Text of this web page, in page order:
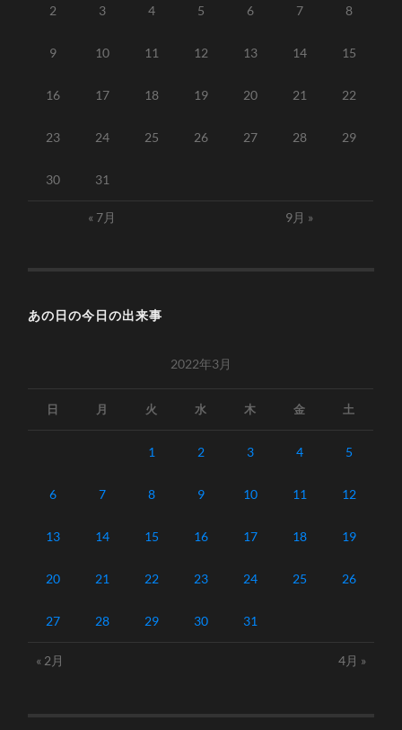
2 3 4 5 6 7 8
9 10 11 12 13 14 15
16 17 18 19 20 21 22
23 24 25 26 27 28 29
30 31
« 7月 9月 »
あの日の今日の出来事
2022年3月
日 月 火 水 木 金 土
1 2 3 4 5
6 7 8 9 10 11 12
13 14 15 16 17 18 19
20 21 22 23 24 25 26
27 28 29 30 31
« 2月 4月 »